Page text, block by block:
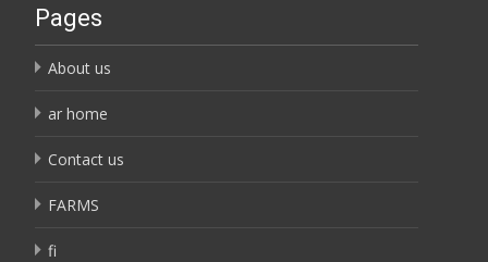
Pages
About us
ar home
Contact us
FARMS
fi